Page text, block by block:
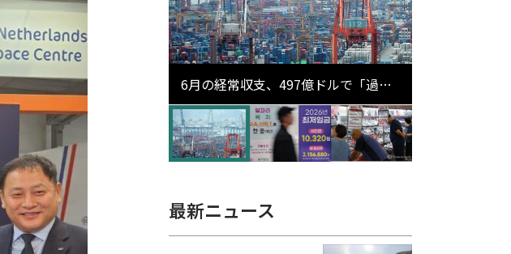
6月の経常収支、497億ドルで「過去
最大」…輸出が初の1000億ドル突破
最新ニュース